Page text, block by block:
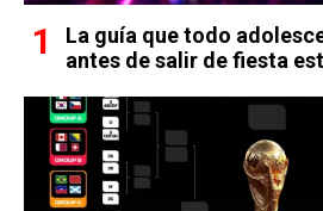
La guía que todo
antes de salir de fiesta